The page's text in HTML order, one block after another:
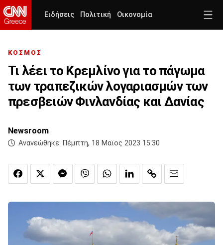
Ειδήσεις Πολιτική Οικονομία
ΚΟΣΜΟΣ
Τι λέει το Κρεμλίνο για το πάγωμα
των τραπεζικών λογαριασμών των
πρεσβειών Φινλανδίας και Δανίας
Newsroom
Ανανεώθηκε: Πέμπτη, 18 Μαϊος 2023 15:30